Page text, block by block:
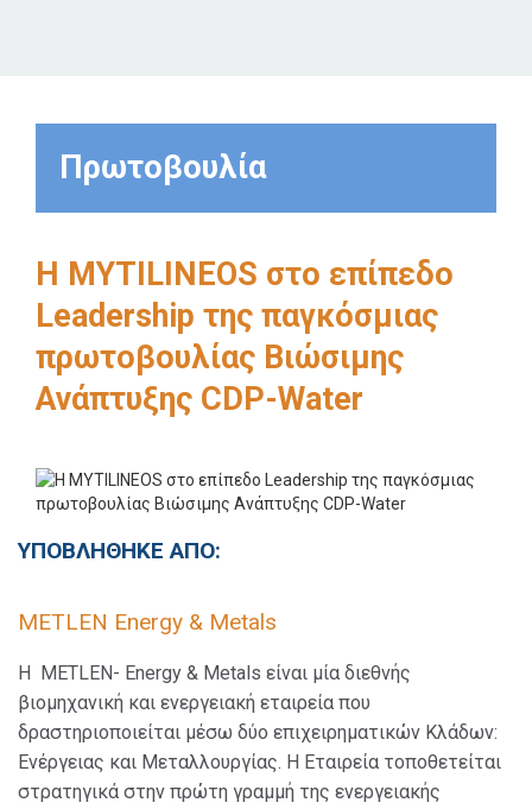
Πρωτοβουλία
Η MYTILINEOS στο επίπεδο
Leadership της παγκόσμιας
πρωτοβουλίας Bιώσιμης
Ανάπτυξης CDP-Water
ΥΠΟΒΛΗΘΗΚΕ ΑΠΟ:
METLEN Energy & Metals
Η METLEN- Energy & Metals είναι μία διεθνής
βιομηχανική και ενεργειακή εταιρεία που
δραστηριοποιείται μέσω δύο επιχειρηματικών Κλάδων:
Ενέργειας και Μεταλλουργίας. Η Εταιρεία τοποθετείται
στρατηγικά στην πρώτη γραμμή της ενεργειακής